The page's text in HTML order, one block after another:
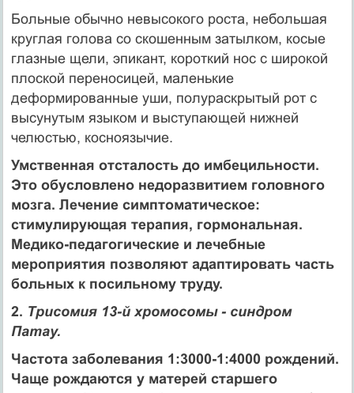
Больные обычно невысокого роста, небольшая
круглая голова со скошенным затылком, косые
глазные щели, эпикант, короткий нос с широкой
плоской переносицей, маленькие
деформированные уши, полураскрытый рот с
высунутым языком и выступающей нижней
челюстью, косноязычие.
Умственная отсталость до имбецильности.
Это обусловлено недоразвитием головного
мозга. Лечение симптоматическое:
стимулирующая терапия, гормональная.
Медико-педагогические и лечебные
мероприятия позволяют адаптировать часть
больных к посильному труду.
2. Трисомия 13-й хромосомы - синдром
Патау.
Частота заболевания 1:3000-1:4000 рождений.
Чаще рождаются у матерей старшего